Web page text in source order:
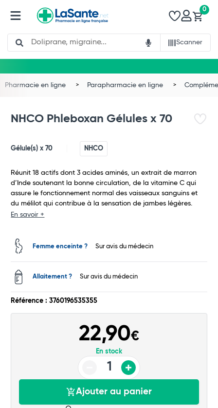
Search
Scanner
0
Total
Pharmacie en ligne Parapharmacie en ligne
NHCO Phleboxan Gélules x 70
Gélule(s) x 70 NHCO
Réunit 18 actifs dont 3 acides aminés, un extrait de marron
d’Inde soutenant la bonne circulation, de la vitamine C qui
assure le fonctionnement normal des vaisseaux sanguins et
du mélilot qui contribue à la sensation de jambes légères.
En savoir +
Femme enceinte ? Sur avis du médecin
Allaitement ? Sur avis du médecin
Référence : 3760196535355
22,90€
En stock
Ajouter au panier